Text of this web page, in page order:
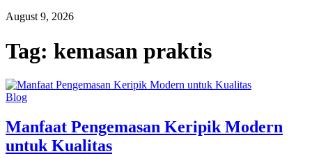
August 9, 2026
Tag: kemasan praktis
Blog
Manfaat Pengemasan Keripik Modern
untuk Kualitas